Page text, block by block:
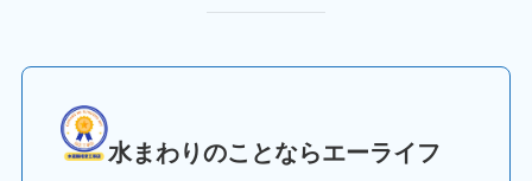
水まわりのことならエーライフ